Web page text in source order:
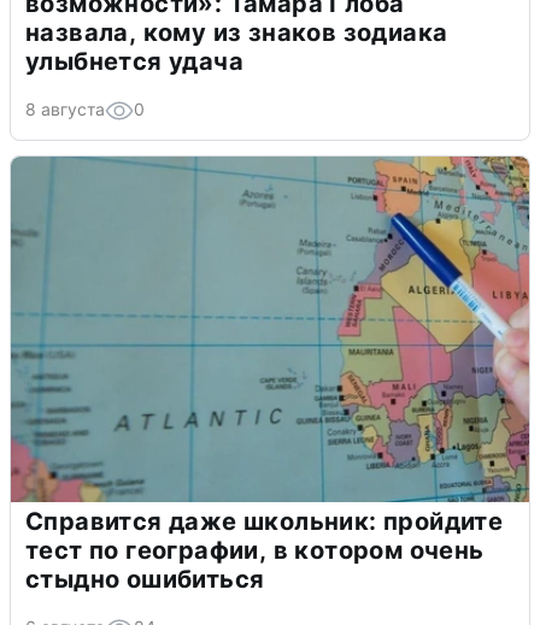
назвала, кому из знаков зодиака
улыбнется удача
8 августа 0
Справится даже школьник: пройдите
тест по географии, в котором очень
стыдно ошибиться